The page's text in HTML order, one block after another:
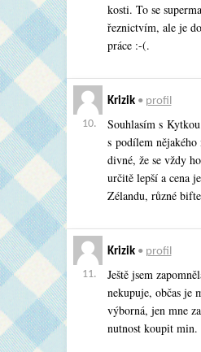
kosti. To se
řeznictvím, ale je
práce :-(.
10.
Krizik• profil
Souhlasím s
s podílem
divné, že se vždy
určitě lepší a cena
Zélandu, různé
11.
Krizik• profil
Ještě jsem
nekupuje, občas je
výborná, jen mne
nutnost koupit min.